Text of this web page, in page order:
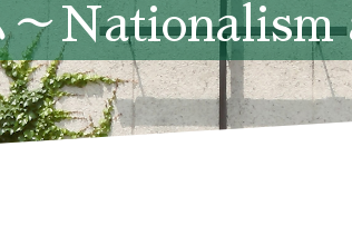
～